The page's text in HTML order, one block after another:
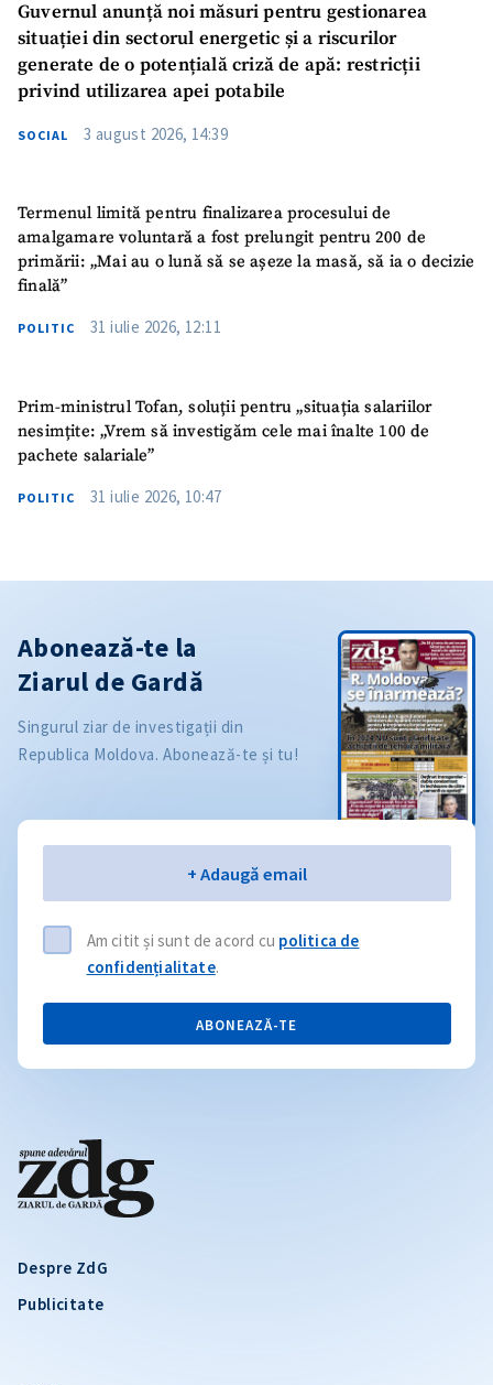
Guvernul anunță noi măsuri pentru gestionarea
situației din sectorul energetic și a riscurilor
generate de o potențială criză de apă: restricții
privind utilizarea apei potabile
SOCIAL 3 august 2026, 14:39
Termenul limită pentru finalizarea procesului de
amalgamare voluntară a fost prelungit pentru 200 de
primării: „Mai au o lună să se așeze la masă, să ia o decizie
finală”
POLITIC 31 iulie 2026, 12:11
Prim-ministrul Tofan, soluții pentru „situația salariilor
nesimțite: „Vrem să investigăm cele mai înalte 100 de
pachete salariale”
POLITIC 31 iulie 2026, 10:47
Despre ZdG
Publicitate
Abonează-te la
Ziarul de Gardă
Singurul ziar de investigații din
Republica Moldova. Abonează-te și tu!
+ Adaugă email
Am citit și sunt de acord cu politica de
confidențialitate.
ABONEAZĂ-TE